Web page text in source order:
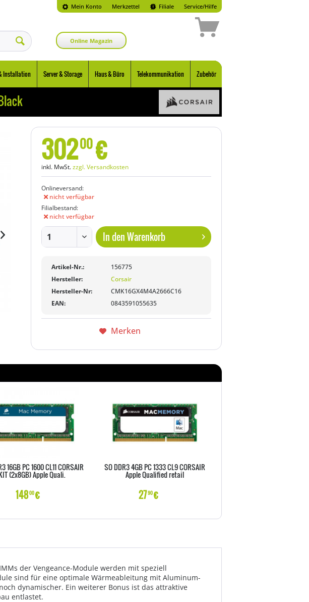
Mein Konto Merkzettel Filiale Service/Hilfe
Online Magazin
Installation Server & Storage Haus & Büro Telekommunikation Zubehör
30200€
inkl. MwSt.zzgl. Versandkosten
Onlineversand:
nicht verfügbar
Filialbestand:
nicht verfügbar
In denWarenkorb
Artikel-Nr.:
156775
Hersteller:
Corsair
Hersteller-Nr:
CMK16GX4M4A2666C16
EAN:
0843591055635
Merken
16GB PC 1600 CL11 CORSAIR
(2x8GB) Apple Quali.
14800€
SO DDR3 4GB PC 1333 CL9 CORSAIR
Apple Qualified retail
2790€
der Vengeance-Module werden mit speziell
sind für eine optimale Wärmeableitung mit Aluminum-
dynamischer. Ein weiterer Bonus ist das attraktive
entlastet.